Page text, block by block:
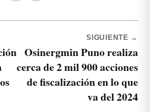
SIGUIENTE →
Osinergmin Puno realiza
cerca de 2 mil 900 acciones
de fiscalización en lo que
va del 2024